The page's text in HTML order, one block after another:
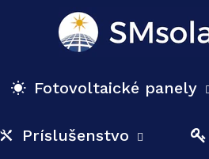
Fotovoltaické panely
Príslušenstvo